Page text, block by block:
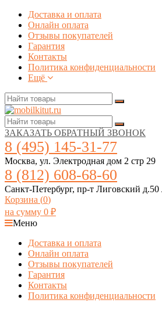
Доставка и оплата
Онлайн оплата
Отзывы покупателей
Гарантия
Контакты
Политика конфиденциальности
Ещё
ЗАКАЗАТЬ ОБРАТНЫЙ ЗВОНОК
8 (495) 145-31-77
Москва, ул. Электродная дом 2 стр 29
8 (812) 608-68-60
Санкт-Петербург, пр-т Лиговский
Корзина (0)
на сумму 0 ₽
Меню
Доставка и оплата
Онлайн оплата
Отзывы покупателей
Гарантия
Контакты
Политика конфиденциальности